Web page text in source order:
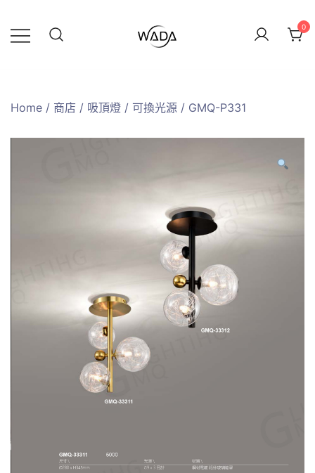
0
Home / 商店 / 吸頂燈 / 可換光源 / GMQ-P331